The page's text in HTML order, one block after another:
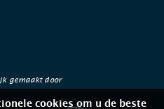
gemaakt door
cookies om u de beste